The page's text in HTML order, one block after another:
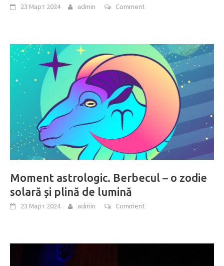
23 Март 2024 admin Comment
Moment astrologic. Berbecul – o zodie
solară și plină de lumină
23 Март 2024 admin Comment